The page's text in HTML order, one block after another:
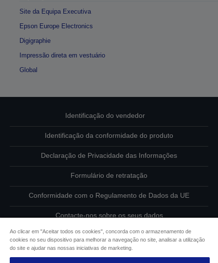
Site da Equipa Executiva
Epson Europe Electronics
Digigraphie
Impressão direta em vestuário
Global
Identificação do vendedor
Identificação da conformidade do produto
Declaração de Privacidade das Informações
Formulário de retratação
Conformidade com o Regulamento de Dados da UE
Contacte-nos sobre os seus dados
Informações sobre cookies
Ao clicar em "Aceitar todos os cookies", concorda com o armazenamento de
cookies no seu dispositivo para melhorar a navegação no site, analisar a utilização
do site e ajudar nas nossas iniciativas de marketing.